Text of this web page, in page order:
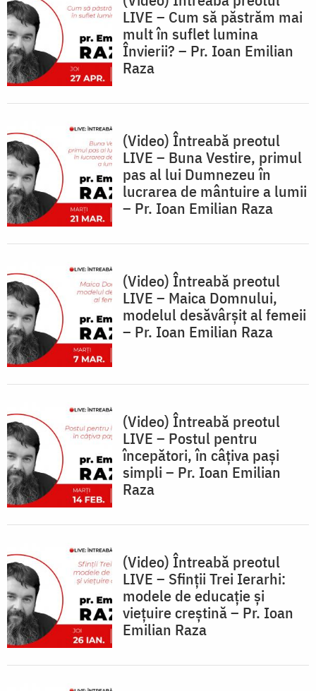
LIVE – Cum să păstrăm mai
mult în suflet lumina
Învierii? – Pr. Ioan Emilian
Raza
(Video) Întreabă preotul
LIVE – Buna Vestire, primul
pas al lui Dumnezeu în
lucrarea de mântuire a lumii
– Pr. Ioan Emilian Raza
(Video) Întreabă preotul
LIVE – Maica Domnului,
modelul desăvârșit al femeii
– Pr. Ioan Emilian Raza
(Video) Întreabă preotul
LIVE – Postul pentru
începători, în câțiva pași
simpli – Pr. Ioan Emilian
Raza
(Video) Întreabă preotul
LIVE – Sfinții Trei Ierarhi:
modele de educație și
viețuire creștină – Pr. Ioan
Emilian Raza